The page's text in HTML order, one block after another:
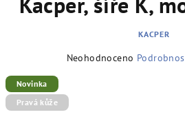
KACPER
produktu
je
0,0
Neohodnoceno
Novinka
Pravá kůže